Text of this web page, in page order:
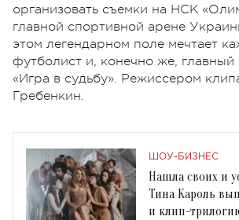
организовать съемки на НСК
главной спортивной арене
этом легендарном поле мечтает
футболист и, конечно же,
«Игра в судьбу». Режиссером
Гребенкин.
ШОУ-БИЗНЕС
Нашла своих и
Тина Кароль
и клип-